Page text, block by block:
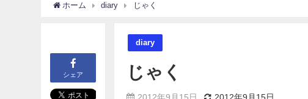
ホーム diary じゃく
シェア
diary
じゃく
2012年9月15日 2012年9月15日